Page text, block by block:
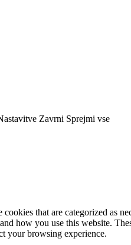
Zavrni Sprejmi vse
that are categorized as
how you use this website.
your browsing experience.